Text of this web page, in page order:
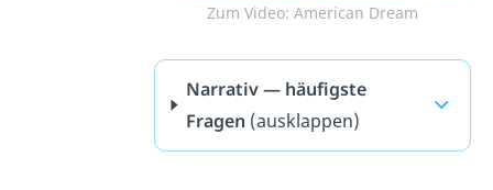
Zum Video: American Dream
Narrativ — häufigste
Fragen (ausklappen)